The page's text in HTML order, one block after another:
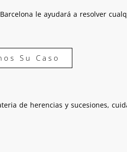
le ayudará a resolver
Su Caso
de herencias y sucesiones,